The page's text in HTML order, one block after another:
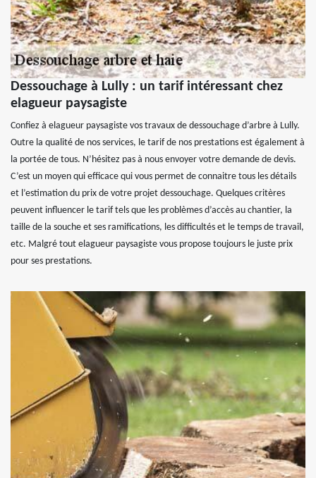
Dessouchage à Lully : un tarif intéressant chez
elagueur paysagiste
Confiez à elagueur paysagiste vos travaux de dessouchage d’arbre à Lully.
Outre la qualité de nos services, le tarif de nos prestations est également à
la portée de tous. N’hésitez pas à nous envoyer votre demande de devis.
C’est un moyen qui efficace qui vous permet de connaitre tous les détails
et l’estimation du prix de votre projet dessouchage. Quelques critères
peuvent influencer le tarif tels que les problèmes d’accès au chantier, la
taille de la souche et ses ramifications, les difficultés et le temps de travail,
etc. Malgré tout elagueur paysagiste vous propose toujours le juste prix
pour ses prestations.